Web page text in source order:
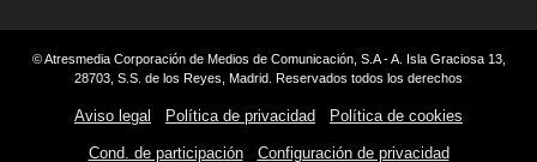
© Atresmedia Corporación de Medios de Comunicación, S.A - A. Isla Graciosa 13,
28703, S.S. de los Reyes, Madrid. Reservados todos los derechos
Aviso legal Política de privacidad Política de cookies
Cond. de participación Configuración de privacidad